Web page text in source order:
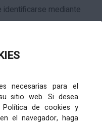
necesarias para el
sitio web. Si desea
de cookies y
el navegador, haga
identificarse mediante